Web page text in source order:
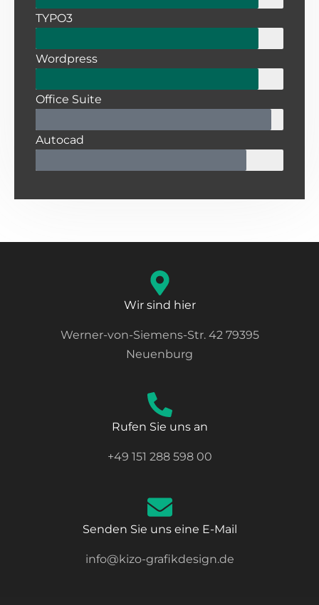
TYPO3
Wordpress
Office Suite
Autocad
Wir sind hier
Werner-von-Siemens-Str. 42 79395
Neuenburg
Rufen Sie uns an
+49 151 288 598 00
Senden Sie uns eine E-Mail
info@kizo-grafikdesign.de